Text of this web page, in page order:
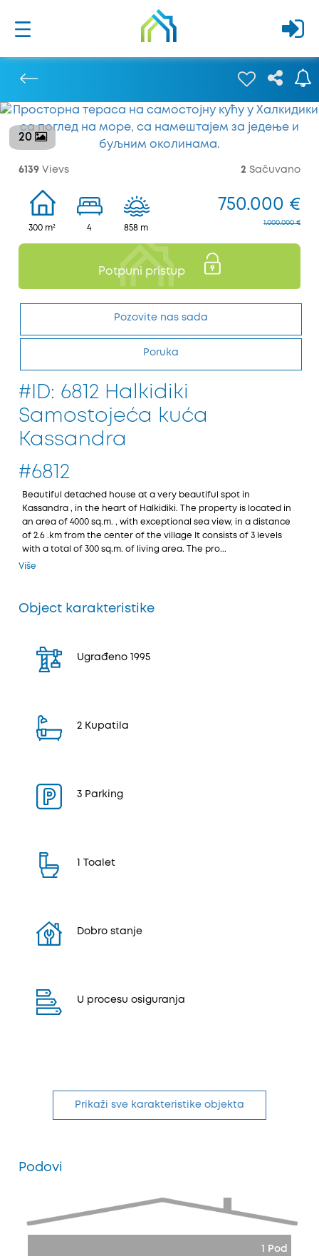
20
6139 Vievs 2 Sačuvano
300 m² 4 858 m
750.000 €
1.000.000 €
Potpuni pristup
Pozovite nas sada
Poruka
#ID: 6812 Halkidiki
Samostojeća kuća
Kassandra
#6812
Beautiful detached house at a very beautiful spot in
Kassandra , in the heart of Halkidiki. The property is located in
an area of 4000 sq.m. , with exceptional sea view, in a distance
of 2.6 .km from the center of the village It consists of 3 levels
with a total of 300 sq.m. of living area. The pro...
Više
Object karakteristike
Ugrađeno 1995
2 Kupatila
3 Parking
1 Toalet
Dobro stanje
U procesu osiguranja
Prikaži sve karakteristike objekta
Podovi
1 Pod